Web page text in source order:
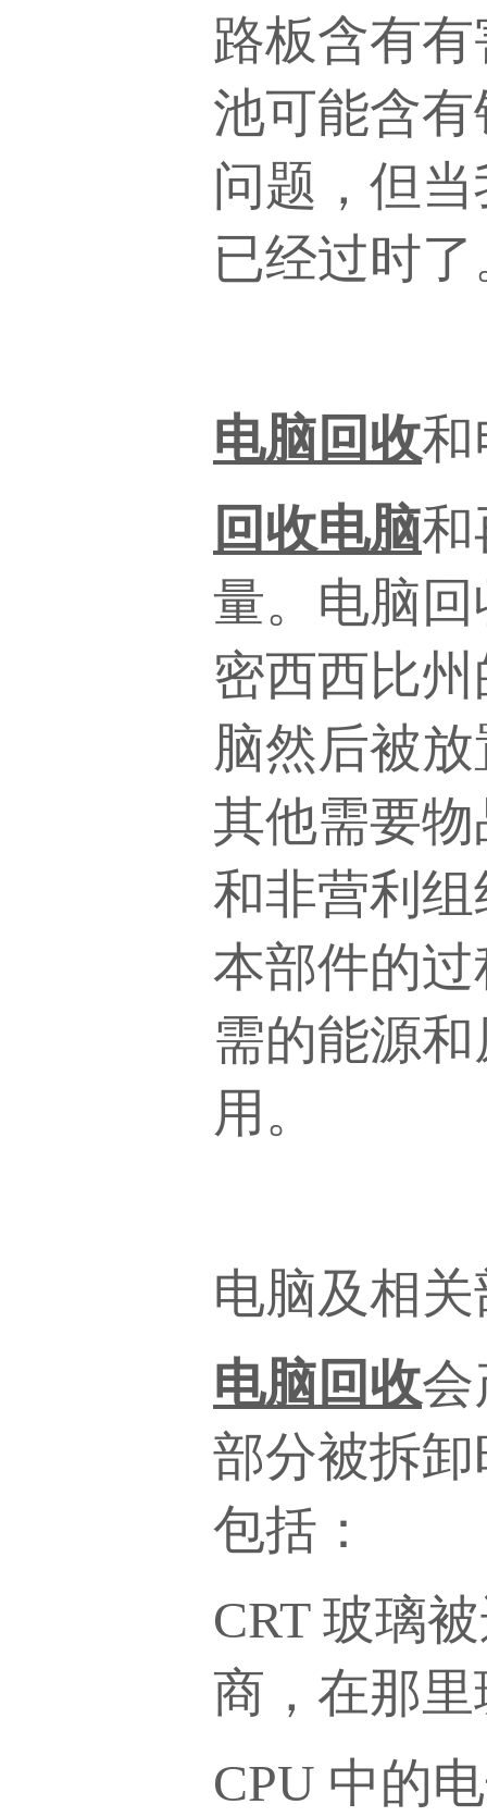
路板含有
池可能含
问题，但
已经过时了
电脑回收和
回收电脑和
量。电脑
密西西比
脑然后被
其他需要
和非营利
本部件的
需的能源
用。
电脑及相
电脑回收会
部分被拆
包括：
CRT 玻璃
商，在那
CPU 中的